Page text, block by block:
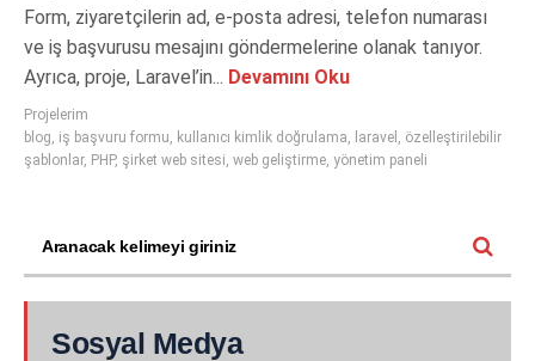
Form, ziyaretçilerin ad, e-posta adresi, telefon numarası
ve iş başvurusu mesajını göndermelerine olanak tanıyor.
Ayrıca, proje, Laravel’in... Devamını Oku
Projelerim
blog, iş başvuru formu, kullanıcı kimlik doğrulama, laravel , özelleştirilebilir
şablonlar, PHP, şirket web sitesi, web geliştirme, yönetim paneli
Sosyal Medya